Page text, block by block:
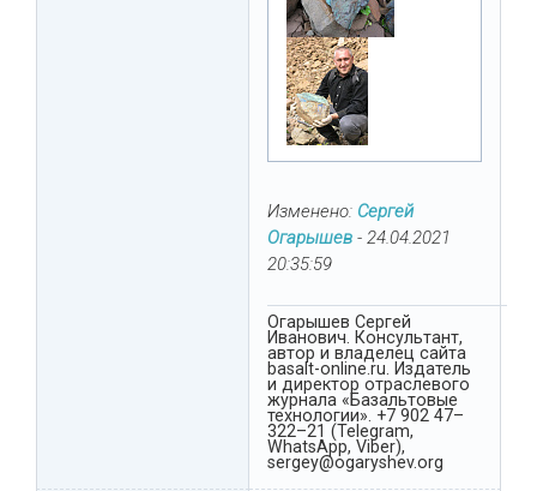
Изменено: Сергей
Огарышев - 24.04.2021
20:35:59
Огарышев Сергей
Иванович. Консультант,
автор и владелец сайта
basalt-online.ru. Издатель
и директор отраслевого
журнала «Базальтовые
технологии». +7 902 47–
322–21 (Telegram,
WhatsApp, Viber),
sergey@ogaryshev.org